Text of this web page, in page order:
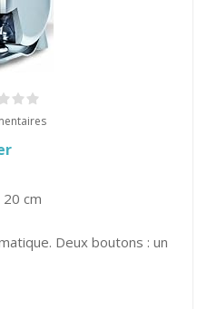
cm
Deux boutons : un